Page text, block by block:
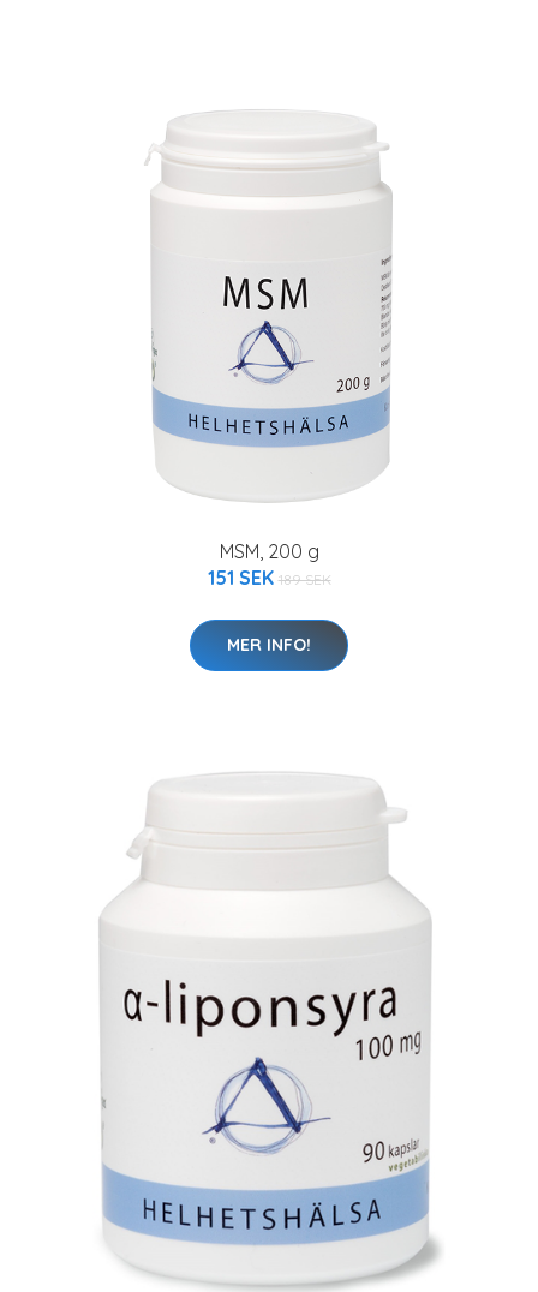
MSM, 200 g
151 SEK 189 SEK
MER INFO!